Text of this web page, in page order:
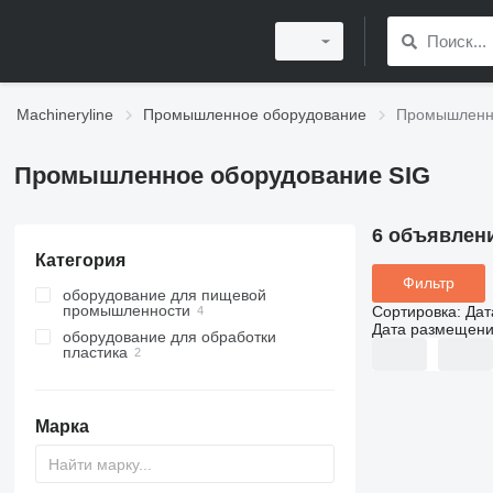
Machineryline Промышленное оборудование
Промышленное оборудование SIG
Категория
оборудование для пищевой
промышленности
оборудование для производства
напитков
оборудование для обработки
пластика
Марка
6
Фильтр
Сортировка:
Дата